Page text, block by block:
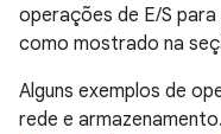
operações de E/S
como mostrado na
Alguns exemplos de
rede e